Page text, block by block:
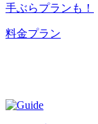
手ぶらプランも！
料金プラン